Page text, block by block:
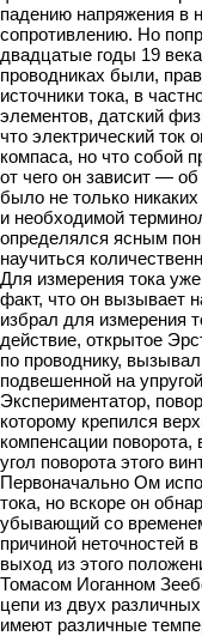
падению напряжения в
сопротивлению. Но
двадцатые годы 19
проводниках были,
источники тока, в
элементов, датский
что электрический ток
компаса, но что собой
от чего он зависит —
было не только
и необходимой
определялся ясным
научиться
Для измерения тока
факт, что он вызывает
избрал для измерения
действие, открытое
по проводнику,
подвешенной на
Экспериментатор,
которому крепился
компенсации поворота,
угол поворота этого
Первоначально Ом
тока, но вскоре он
убывающий со
причиной неточностей
выход из этого
Томасом Иоганном
цепи из двух
имеют различные